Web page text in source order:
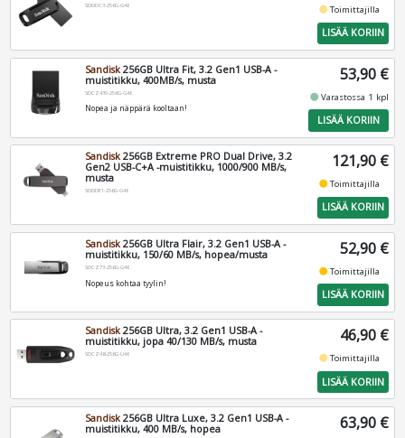
SDDDC3-256G-G46 fiber_manual_recordToimittajilla
LISÄÄ KORIIN
Sandisk 256GB Ultra Fit, 3.2 Gen1 USB-A -
muistitikku, 400MB/s, musta
SDCZ430-256G-G46
Nopea ja näppärä kooltaan!
53,90 €
fiber_manual_recordVarastossa 1 kpl
LISÄÄ KORIIN
Sandisk256GB Extreme PRO Dual Drive, 3.2
Gen2 USB-C+A -muistitikku, 1000/900 MB/s,
musta
SDDDE1-256G-G46
121,90 €
fiber_manual_recordToimittajilla
LISÄÄ KORIIN
Sandisk 256GB Ultra Flair, 3.2 Gen1 USB-A -
muistitikku, 150/60 MB/s, hopea/musta
SDCZ73-256G-G46
Nopeus kohtaa tyylin!
52,90 €
fiber_manual_recordToimittajilla
LISÄÄ KORIIN
Sandisk256GB Ultra, 3.2 Gen1 USB-A -
muistitikku, jopa 40/130 MB/s, musta
SDCZ48-256G-U46
46,90 €
fiber_manual_recordToimittajilla
LISÄÄ KORIIN
Sandisk256GB Ultra Luxe, 3.2 Gen1 USB-A -
muistitikku, 400 MB/s, hopea
63,90 €